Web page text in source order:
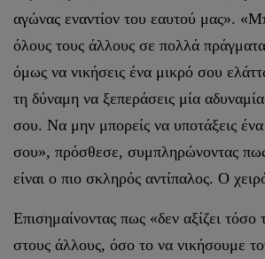
αγώνας εναντίον του εαυτού μας».
όλους τους άλλους σε πολλά
όμως να νικήσεις ένα μικρό σου
τη δύναμη να ξεπεράσεις μία
σου. Να μην μπορείς να υποτάξεις
σου», πρόσθεσε, συμπληρώνοντας
είναι ο πιο σκληρός αντίπαλος. Ο
Επισημαίνοντας πως «δεν αξίζει τόσο
στους άλλους, όσο το να νικήσουμε